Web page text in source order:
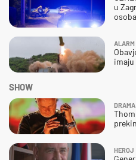
u
ALARM
imaju
SHOW
HEROJ